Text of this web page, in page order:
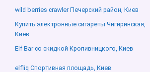
wild berries crawler Печерский район, Киев
Купить электронные сигареты Чигиринская,
Киев
Elf Bar со скидкой Кропивницкого, Киев
elfliq Спортивная площадь, Киев